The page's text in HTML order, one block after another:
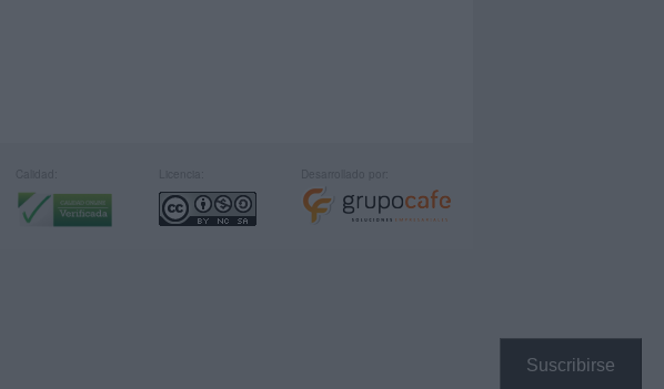
Suscribirse